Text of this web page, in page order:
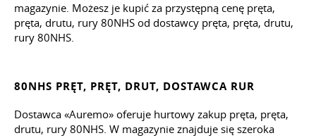
magazynie. Możesz je kupić za przystępną cenę pręta,
pręta, drutu, rury 80NHS od dostawcy pręta, pręta, drutu,
rury 80NHS.
80NHS PRĘT, PRĘT, DRUT, DOSTAWCA RUR
Dostawca «Auremo» oferuje hurtowy zakup pręta, pręta,
drutu, rury 80NHS. W magazynie znajduje się szeroka